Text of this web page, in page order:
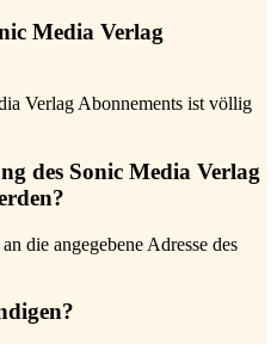
Media Verlag
Verlag Abonnements ist völlig
des Sonic Media Verlag
die angegebene Adresse des